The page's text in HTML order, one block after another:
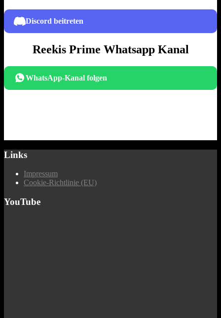
Discord beitreten
Reekis Prime Whatsapp Kanal
WhatsApp-Kanal folgen
Links
Impressum
Cookie-Richtlinie (EU)
YouTube